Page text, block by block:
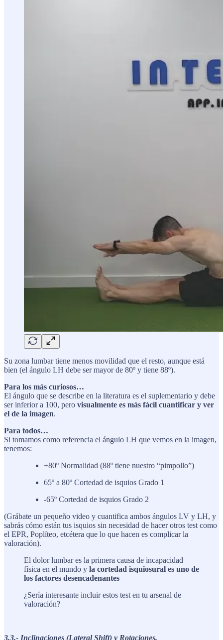
Su zona lumbar tiene menos movilidad que el resto, aunque está
bien (el ángulo LH debe ser mayor de 80º y tiene 88º).
Para los más curiosos…
El ángulo que se describe en la literatura es el suplementario y debe
ser inferior a 100, pero visualmente es más fácil cuantificar y ver
el de la imagen.
Para todos…
Si tomamos como referencia el ángulo LH que vemos en la imagen,
tenemos:
+80º Normalidad (88º tiene nuestro “pimpollo”)
65º a 80º Cortedad de isquios Grado 1
-65º Cortedad de isquios Grado 2
(Grábate un pequeño video y cuantifica ambos ángulos LV y LH, y
sabrás cómo están tus isquios sin necesidad de hacer otros test como
el EPR, Poplíteo, etcétera que lo que hacen es complicar la
valoración).
El dolor lumbar es la primera causa de incapacidad
física en el mundo y la cortedad isquiosural es uno de
los factores desencadenantes
¿Sería interesante incluir estos test en tu arsenal de
valoración?
3.3.- Inclinaciones (Lateral Shift) y Rotaciones.